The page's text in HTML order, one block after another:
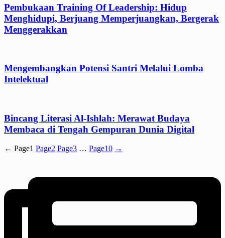
Pembukaan Training Of Leadership: Hidup
Menghidupi, Berjuang Memperjuangkan, Bergerak
Menggerakkan
Mengembangkan Potensi Santri Melalui Lomba
Intelektual
Bincang Literasi Al-Ishlah: Merawat Budaya
Membaca di Tengah Gempuran Dunia Digital
← Page1 Page2 Page3 … Page10 →